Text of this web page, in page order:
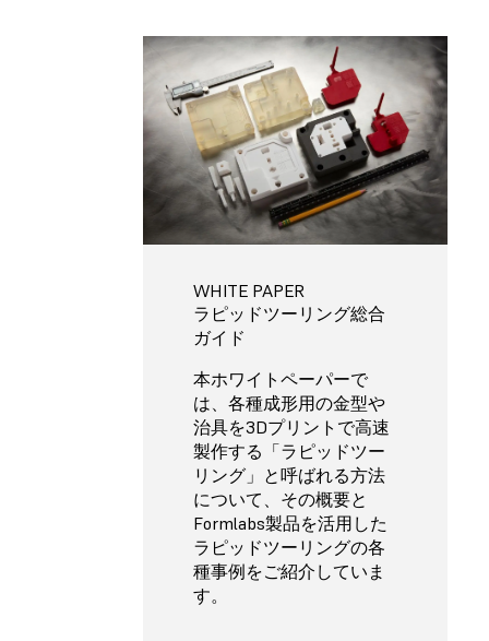
WHITE PAPER
ラピッドツーリング総合
ガイド
本ホワイトペーパーで
は、各種成形用の金型や
治具を3Dプリントで高速
製作する「ラピッドツー
リング」と呼ばれる方法
について、その概要と
Formlabs製品を活用した
ラピッドツーリングの各
種事例をご紹介していま
す。